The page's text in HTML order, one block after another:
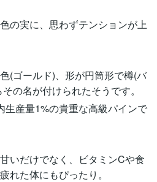
の実に、思わずテンションが上
(ゴールド)、形が円筒形で樽(バ
の名が付けられたそうです。
生産量1%の貴重な高級パインで
いだけでなく、ビタミンCや食
れた体にもぴったり。